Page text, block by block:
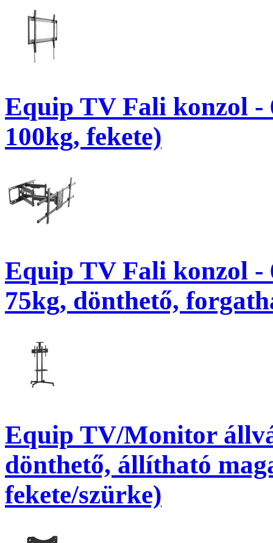
Equip TV Fali konzol -
100kg, fekete)
Equip TV Fali konzol
75kg, dönthető,
Equip TV/Monitor
dönthető, állítható
fekete/szürke)